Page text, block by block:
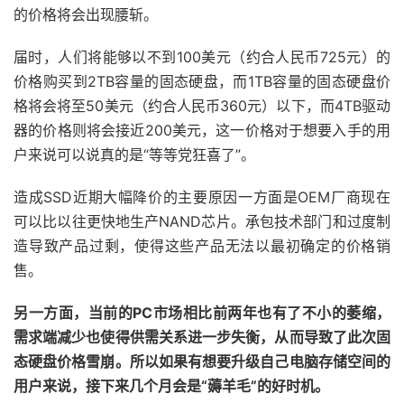
的价格将会出现腰斩。
届时，人们将能够以不到100美元（约合人民币725元）的
价格购买到2TB容量的固态硬盘，而1TB容量的固态硬盘价
格将会将至50美元（约合人民币360元）以下，而4TB驱动
器的价格则将会接近200美元，这一价格对于想要入手的用
户来说可以说真的是“等等党狂喜了”。
造成SSD近期大幅降价的主要原因一方面是OEM厂商现在
可以比以往更快地生产NAND芯片。承包技术部门和过度制
造导致产品过剩，使得这些产品无法以最初确定的价格销
售。
另一方面，当前的PC市场相比前两年也有了不小的萎缩，
需求端减少也使得供需关系进一步失衡，从而导致了此次固
态硬盘价格雪崩。所以如果有想要升级自己电脑存储空间的
用户来说，接下来几个月会是“薅羊毛”的好时机。